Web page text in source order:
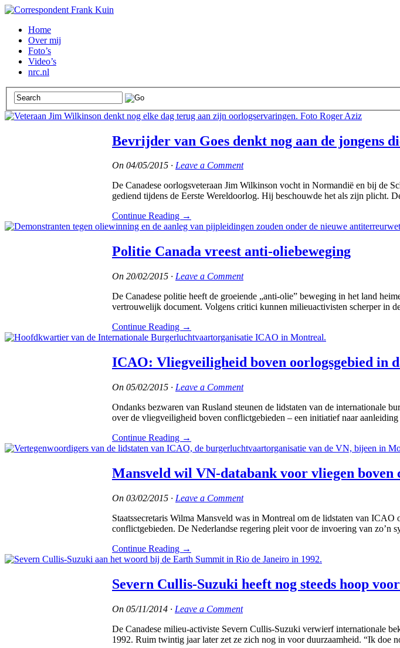
Home
Over mij
Foto’s
Video’s
nrc.nl
Bevrijder van Goes denkt nog aan de jongens
On 04/05/2015 · Leave a Comment
De Canadese oorlogsveteraan Jim Wilkinson vocht in Normandië en bij de
gediend tijdens de Eerste Wereldoorlog. Hij beschouwde het als zijn plicht.
Continue Reading →
Politie Canada vreest anti-oliebeweging
On 20/02/2015 · Leave a Comment
De Canadese politie heeft de groeiende „anti-olie” beweging in het land
vertrouwelijk document. Volgens critici kunnen milieuactivisten scherper in
Continue Reading →
ICAO: Vliegveiligheid boven oorlogsgebied in
On 05/02/2015 · Leave a Comment
Ondanks bezwaren van Rusland steunen de lidstaten van de internationale
over de vliegveiligheid boven conflictgebieden – een initiatief naar
Continue Reading →
Mansveld wil VN-databank voor vliegen boven
On 03/02/2015 · Leave a Comment
Staatssecretaris Wilma Mansveld was in Montreal om de lidstaten van ICAO
conflictgebieden. De Nederlandse regering pleit voor de invoering van zo’n
Continue Reading →
Severn Cullis-Suzuki heeft nog steeds hoop
On 05/11/2014 · Leave a Comment
De Canadese milieu-activiste Severn Cullis-Suzuki verwierf internationale
1992. Ruim twintig jaar later zet ze zich nog in voor duurzaamheid. “Ik doe